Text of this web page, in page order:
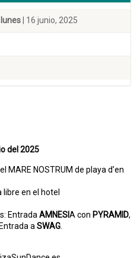
lunes | 16 junio, 2025
del 2025
MARE NOSTRUM de playa d’en
libre en el hotel
Entrada AMNESIA con PYRAMID,
a SWAG